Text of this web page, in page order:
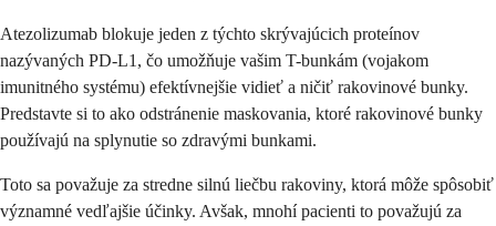
Atezolizumab blokuje jeden z týchto skrývajúcich proteínov
nazývaných PD-L1, čo umožňuje vašim T-bunkám (vojakom
imunitného systému) efektívnejšie vidieť a ničiť rakovinové bunky.
Predstavte si to ako odstránenie maskovania, ktoré rakovinové bunky
používajú na splynutie so zdravými bunkami.
Toto sa považuje za stredne silnú liečbu rakoviny, ktorá môže spôsobiť
významné vedľajšie účinky. Avšak, mnohí pacienti to považujú za